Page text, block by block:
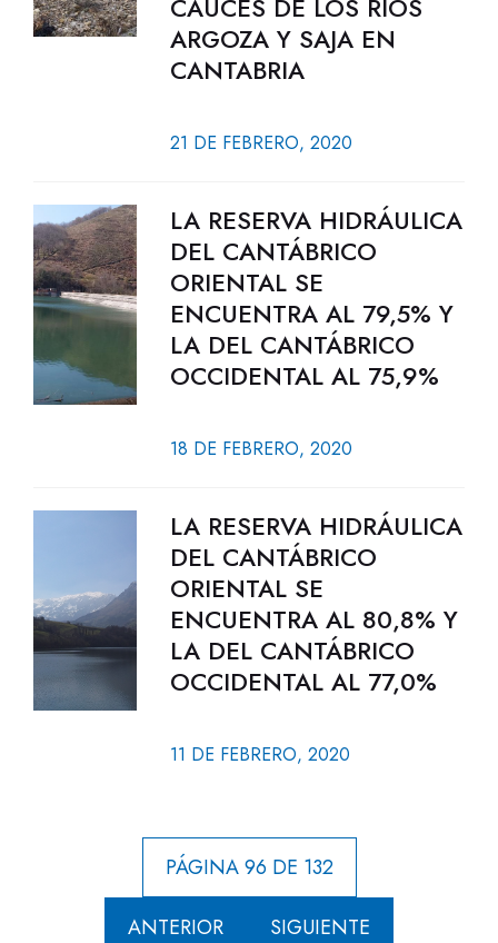
CAUCES DE LOS RÍOS
ARGOZA Y SAJA EN
CANTABRIA
21 DE FEBRERO, 2020
LA RESERVA HIDRÁULICA
DEL CANTÁBRICO
ORIENTAL SE
ENCUENTRA AL 79,5% Y
LA DEL CANTÁBRICO
OCCIDENTAL AL 75,9%
18 DE FEBRERO, 2020
LA RESERVA HIDRÁULICA
DEL CANTÁBRICO
ORIENTAL SE
ENCUENTRA AL 80,8% Y
LA DEL CANTÁBRICO
OCCIDENTAL AL 77,0%
11 DE FEBRERO, 2020
PÁGINA 96 DE 132
ANTERIOR SIGUIENTE